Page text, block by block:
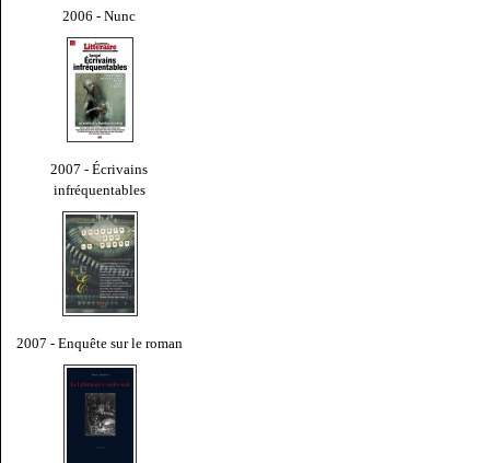
2006 - Nunc
2007 - Écrivains
infréquentables
2007 - Enquête sur le roman